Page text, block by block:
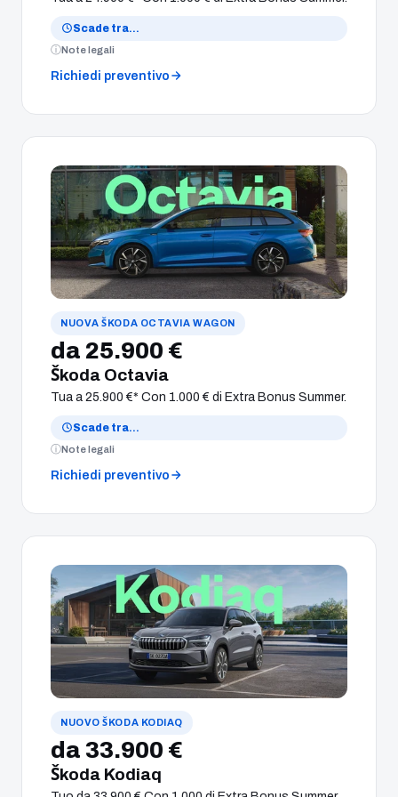
Scade tra…
Note legali
Richiedi preventivo
NUOVA ŠKODA OCTAVIA WAGON
da 25.900 €
Škoda Octavia
Tua a 25.900 €* Con 1.000 € di Extra Bonus Summer.
Scade tra…
Note legali
Richiedi preventivo
NUOVO ŠKODA KODIAQ
da 33.900 €
Škoda Kodiaq